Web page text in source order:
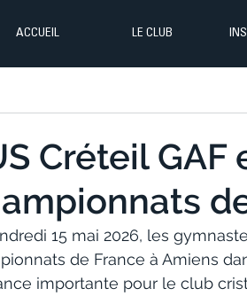
ACCUEIL LE CLUB
Créteil
15 mai 2026, les
de France à Amiens
importante pour le club